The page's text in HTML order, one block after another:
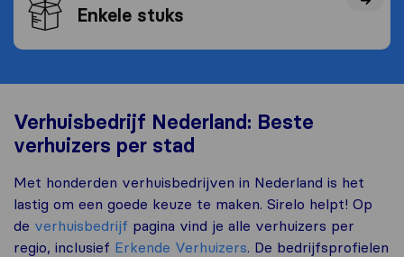
Enkele stuks
Verhuisbedrijf Nederland: Beste
verhuizers per stad
Met honderden verhuisbedrijven in Nederland is het
lastig om een goede keuze te maken. Sirelo helpt! Op
de verhuisbedrijf pagina vind je alle verhuizers per
regio, inclusief Erkende Verhuizers. De bedrijfsprofielen